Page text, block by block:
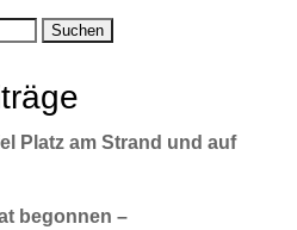
Platz am Strand und auf
begonnen –